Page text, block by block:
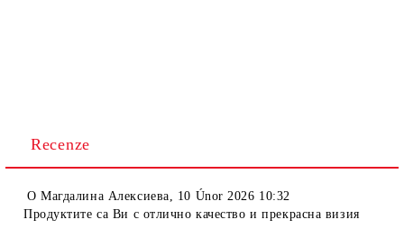
Recenze
OМагдалина Алексиева, 10 Únor 2026 10:32
Продуктите са Ви с отлично качество и прекрасна визия